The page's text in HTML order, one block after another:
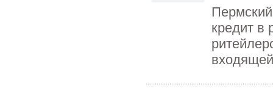
кредит в